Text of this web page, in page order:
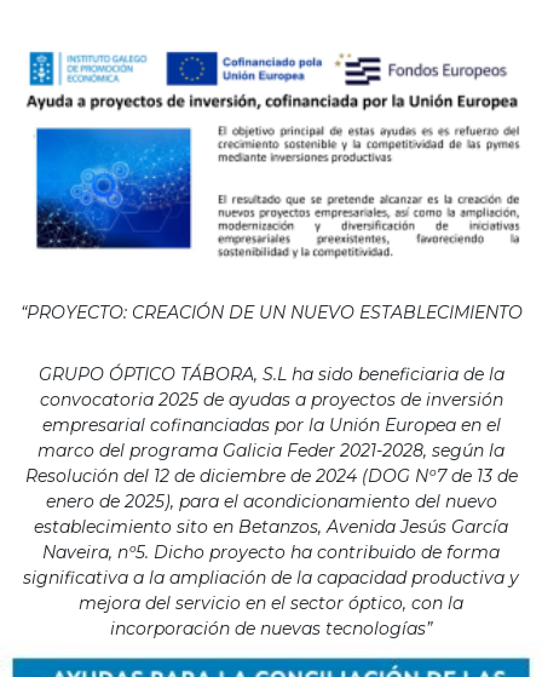
“PROYECTO: CREACIÓN DE UN NUEVO ESTABLECIMIENTO
GRUPO ÓPTICO TÁBORA, S.L ha sido beneficiaria de la
convocatoria 2025 de ayudas a proyectos de inversión
empresarial cofinanciadas por la Unión Europea en el
marco del programa Galicia Feder 2021-2028, según la
Resolución del 12 de diciembre de 2024 (DOG Nº7 de 13 de
enero de 2025), para el acondicionamiento del nuevo
establecimiento sito en Betanzos, Avenida Jesús García
Naveira, nº5. Dicho proyecto ha contribuido de forma
significativa a la ampliación de la capacidad productiva y
mejora del servicio en el sector óptico, con la
incorporación de nuevas tecnologías”